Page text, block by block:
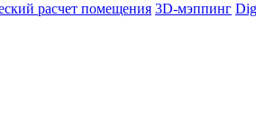
расчет помещения 3D-мэппинг